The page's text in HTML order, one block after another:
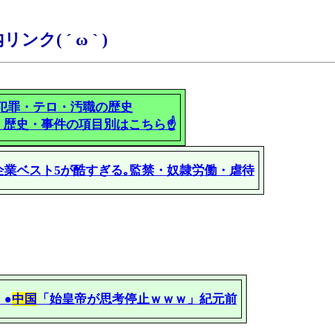
ンク( ´ ω ` )
罪・テロ・汚職の歴史
史・事件の項目別はこちら☝
ベスト5が酷すぎる｡監禁・奴隷労働・虐待
●中国 「始皇帝が思考停止ｗｗｗ」紀元前